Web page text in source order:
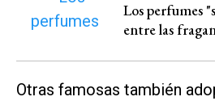
Los perfumes
entre las
Otras famosas también